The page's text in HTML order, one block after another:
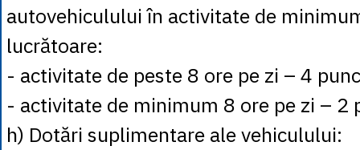
autovehiculului în activitate de
lucrătoare:
- activitate de peste 8 ore pe zi – 4
- activitate de minimum 8 ore pe zi – 2
h) Dotări suplimentare ale vehiculului: